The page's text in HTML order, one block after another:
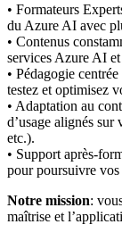
• Formateurs
du Azure AI avec
• Contenus
services Azure AI
• Pédagogie
testez et optimisez
• Adaptation au
d’usage alignés
etc.).
• Support après-
pour poursuivre
Notre mission:
maîtrise et